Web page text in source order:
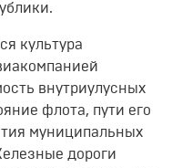
культура
внутриулусных
флота, пути его
муниципальных
дороги